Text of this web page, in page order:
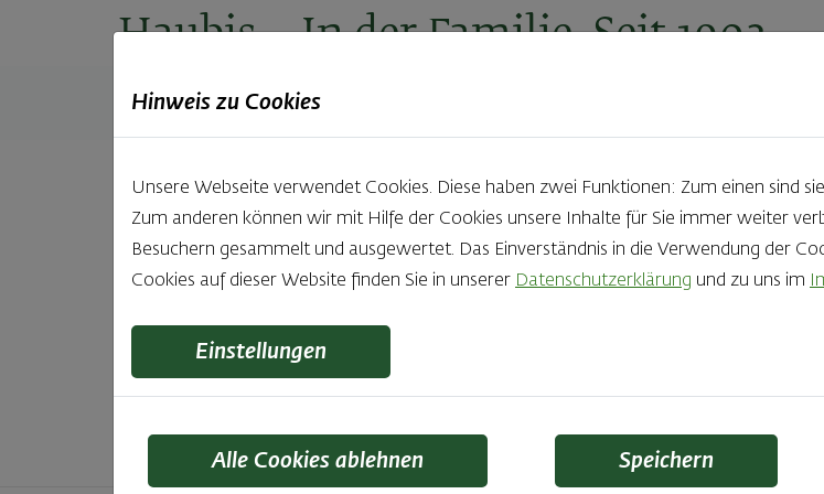
Haubis– In der Familie. Seit 1902.
Produkte Backstuben
Unsere Produkte aus der
Hinweis zu Cookies
Unsere Webseite verwendet Cookies. Diese haben zwei Funktionen: Zum einen sind
Zum anderen können wir mit Hilfe der Cookies unsere Inhalte für Sie immer weiter
Besuchern gesammelt und ausgewertet. Das Einverständnis in die Verwendung der
Cookies auf dieser Website finden Sie in unserer Datenschutzerklärung und zu uns im
Einstellungen
Alle Cookies ablehnen Speichern